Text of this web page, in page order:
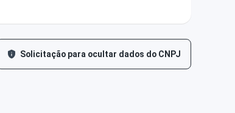
Solicitação para ocultar dados do CNPJ